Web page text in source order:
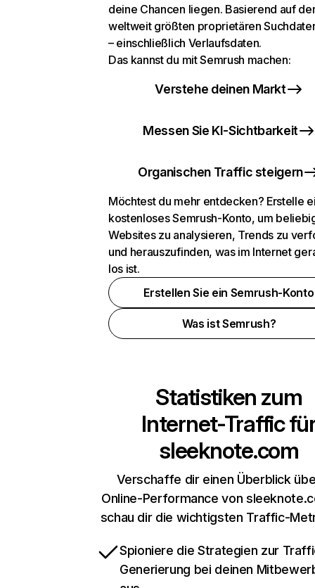
deine Chancen liegen. Basierend auf
weltweit größten proprietären
– einschließlich Verlaufsdaten.
Das kannst du mit Semrush machen:
Verstehe deinen Markt
Messen Sie KI-Sichtbarkeit
Organischen Traffic steigern
Möchtest du mehr entdecken? Erstelle
kostenloses Semrush-Konto, um
Websites zu analysieren, Trends zu
und herauszufinden, was im Internet
los ist.
Erstellen Sie ein Semrush-Konto
Was ist Semrush?
Statistiken zum
Internet-Traffic
sleeknote.com
Verschaffe dir einen Überblick
Online-Performance von
schau dir die wichtigsten Traffic-
Spioniere die Strategien zur
Generierung bei deinen